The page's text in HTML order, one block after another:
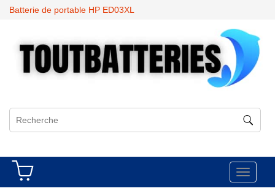
Batterie de portable HP ED03XL
Toggle